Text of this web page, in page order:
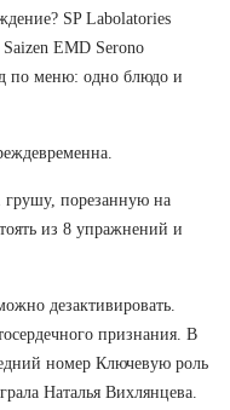
SP Labolatories
EMD Serono
по меню: одно блюдо и
грушу, порезанную на
из 8 упражнений и
дезактивировать.
признания. В
номер Ключевую роль
Наталья Вихлянцева.